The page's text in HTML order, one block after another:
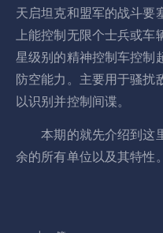
天启坦克和盟军的战斗要
上能控制无限个士兵或车
星级别的精神控制车控制
防空能力。主要用于骚
以识别并控制间谍。
本期的就先介绍到这
余的所有单位以及其特性。